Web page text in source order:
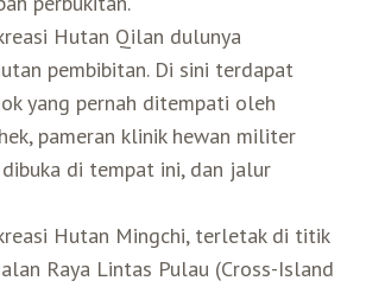
Hutan Qilan dulunya
pembibitan. Di sini terdapat
yang pernah ditempati oleh
pameran klinik hewan militer
di tempat ini, dan jalur
Hutan Mingchi, terletak di titik
Raya Lintas Pulau (Cross-Island